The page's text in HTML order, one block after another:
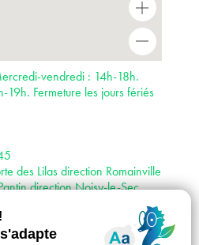
+
vendredi : 14h-18h.
19h. Fermeture les jours fériés
des Lilas direction Romainville
direction Noisy-le-Sec